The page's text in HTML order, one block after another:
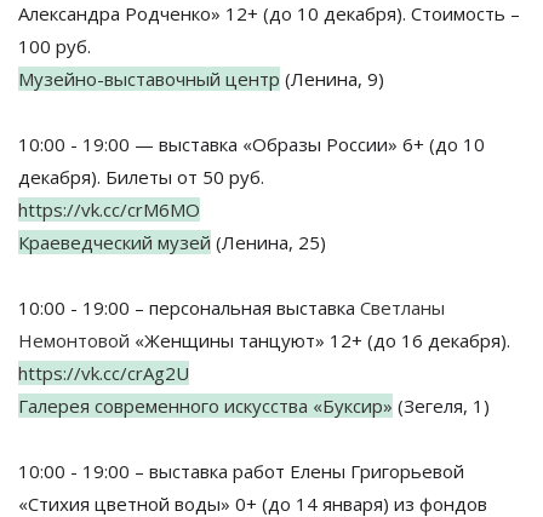
Александра Родченко» 12+ (до 10 декабря). Стоимость –
100 руб.
Музейно-выставочный центр (Ленина, 9)
10:00 - 19:00 — выставка «Образы России» 6+ (до 10
декабря). Билеты от 50 руб.
https://vk.cc/crM6MO
Краеведческий музей (Ленина, 25)
10:00 - 19:00 – персональная выставка Светланы
Немонтовой «Женщины танцуют» 12+ (до 16 декабря).
https://vk.cc/crAg2U
Галерея современного искусства «Буксир» (Зегеля, 1)
10:00 - 19:00 – выставка работ Елены Григорьевой
«Стихия цветной воды» 0+ (до 14 января) из фондов